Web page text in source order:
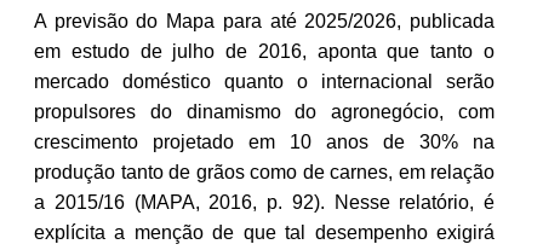
A previsão do Mapa para até 2025/2026, publicada
em estudo de julho de 2016, aponta que tanto o
mercado doméstico quanto o internacional serão
propulsores do dinamismo do agronegócio, com
crescimento projetado em 10 anos de 30% na
produção tanto de grãos como de carnes, em relação
a 2015/16 (MAPA, 2016, p. 92). Nesse relatório, é
explícita a menção de que tal desempenho exigirá